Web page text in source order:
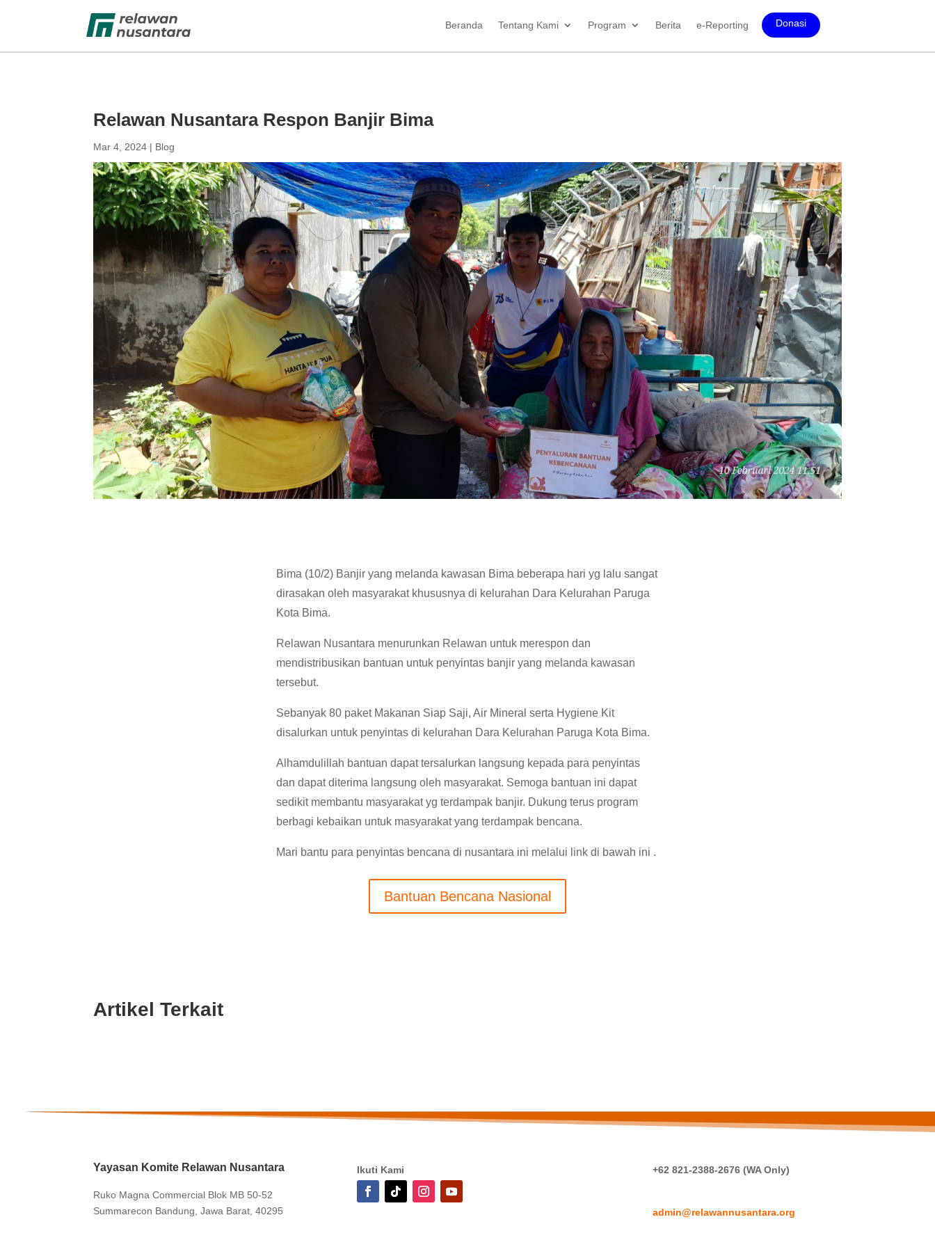
Beranda Tentang Kami Program Berita e-Reporting Donasi
Relawan Nusantara Respon Banjir Bima
Mar 4, 2024 | Blog
Bima (10/2) Banjir yang melanda kawasan Bima beberapa hari yg lalu sangat
dirasakan oleh masyarakat khususnya di kelurahan Dara Kelurahan Paruga
Kota Bima.
Relawan Nusantara menurunkan Relawan untuk merespon dan
mendistribusikan bantuan untuk penyintas banjir yang melanda kawasan
tersebut.
Sebanyak 80 paket Makanan Siap Saji, Air Mineral serta Hygiene Kit
disalurkan untuk penyintas di kelurahan Dara Kelurahan Paruga Kota Bima.
Alhamdulillah bantuan dapat tersalurkan langsung kepada para penyintas
dan dapat diterima langsung oleh masyarakat. Semoga bantuan ini dapat
sedikit membantu masyarakat yg terdampak banjir. Dukung terus program
berbagi kebaikan untuk masyarakat yang terdampak bencana.
Mari bantu para penyintas bencana di nusantara ini melalui link di bawah ini .
Bantuan Bencana Nasional
Artikel Terkait
Yayasan Komite Relawan Nusantara
Ruko Magna Commercial Blok MB 50-52
Summarecon Bandung, Jawa Barat, 40295
Ikuti Kami +62 821-2388-2676 (WA Only)
admin@relawannusantara.org